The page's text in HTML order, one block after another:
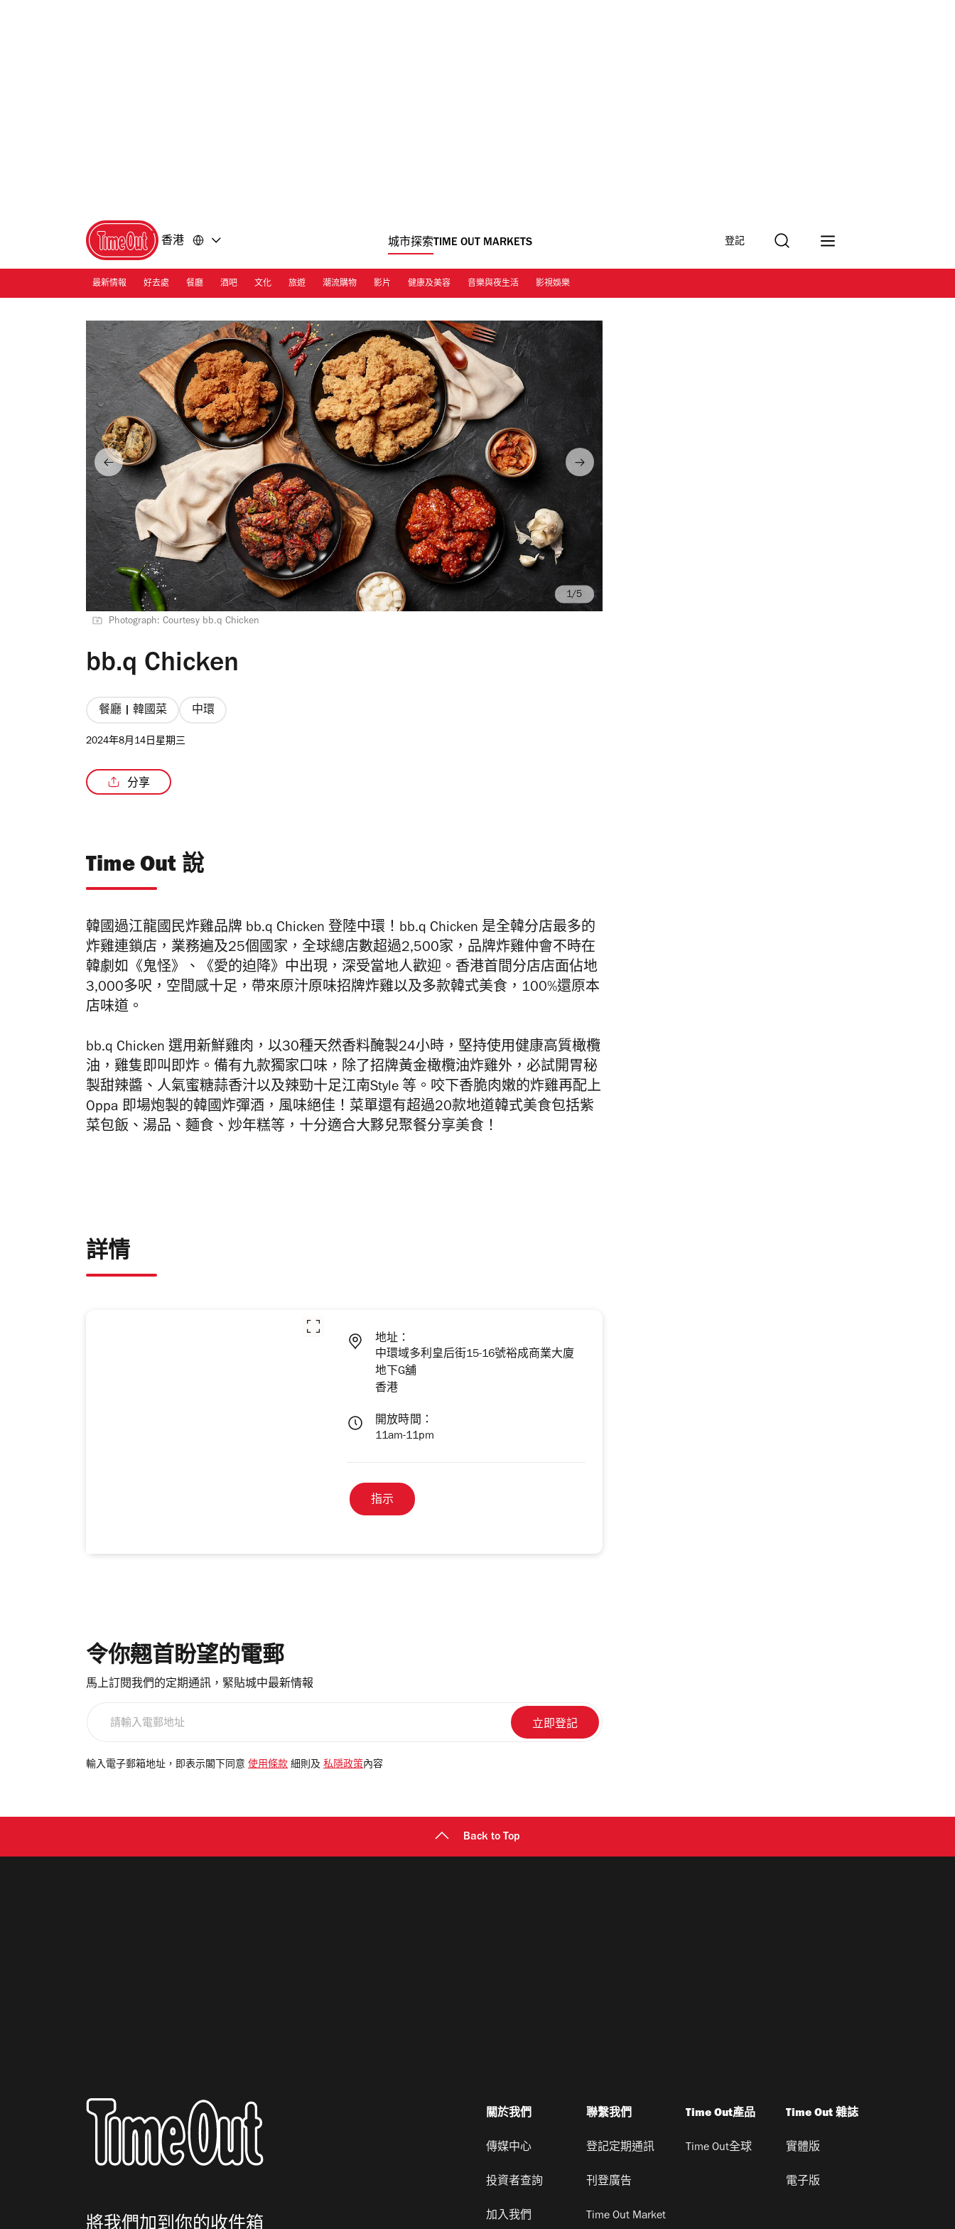
香港 城市探索TIME OUT MARKETS 登記
最新情報 好去處 餐廳 酒吧 文化 旅遊 潮流購物 影片 健康及美容 音樂與夜生活 影視娛樂
Photograph: Courtesy bb.q Chicken
/5
bb.q Chicken
餐廳 | 韓國菜 中環
2024年8月14日星期三
分享
Time Out 說
韓國過江龍國民炸雞品牌 bb.q Chicken 登陸中環！bb.q Chicken 是全韓分店最多的
炸雞連鎖店，業務遍及25個國家，全球總店數超過2,500家，品牌炸雞仲會不時在
韓劇如《鬼怪》、《愛的迫降》中出現，深受當地人歡迎。香港首間分店店面佔地
3,000多呎，空間感十足， 帶來原汁原味招牌炸雞以及多款韓式美食， 100%還原本
店味道。
bb.q Chicken 選用新鮮雞肉，以30種天然香料醃製24小時， 堅持使用健康高質橄欖
油，雞隻即叫即炸。備有九款獨家口味， 除了招牌黃金橄欖油炸雞外，必試開胃秘
製甜辣醬、人氣蜜糖蒜香汁以及辣勁十足江南Style 等。 咬下香脆肉嫩的炸雞再配上
Oppa 即場炮製的韓國炸彈酒 ，風味絕佳！菜單還有超過20款地道韓式美食包括紫
菜包飯、湯品、麵食、炒年糕等，十分適合大黟兒聚餐分享美食！
詳情
地址：
中環域多利皇后街15-16號裕成商業大廈
地下G舖
香港
開放時間：
11am-11pm
指示
令你翹首盼望的電郵
馬上訂閱我們的定期通訊，緊貼城中最新情報
電
輸入電子郵箱地址，即表示閣下同意 使用條款 細則及 私隱政策 內容
Back to Top
關於我們
傳媒中心
投資者查詢
加入我們
聯繫我們
登記定期通訊
刊登廣告
Time Out Market
Time Out產品
Time Out全球
Time Out 雜誌
實體版
電子版